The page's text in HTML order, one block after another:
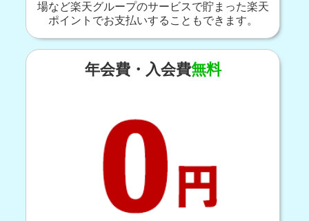
場など楽天グループのサービスで貯まった楽天
ポイントでお支払いすることもできます。
年会費・入会費無料